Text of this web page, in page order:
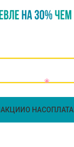
АКЦИИ О НАСОПЛАТА